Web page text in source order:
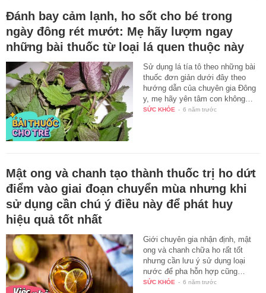
Đánh bay cảm lạnh, ho sốt cho bé trong
ngày đông rét mướt: Mẹ hãy lượm ngay
những bài thuốc từ loại lá quen thuộc này
Sử dụng lá tía tô theo những bài
thuốc đơn giản dưới đây theo
hướng dẫn của chuyên gia Đông
y, mẹ hãy yên tâm con không…
SỨC KHỎE - 6 năm trước
Mật ong và chanh tạo thành thuốc trị ho dứt
điểm vào giai đoạn chuyển mùa nhưng khi
sử dụng cần chú ý điều này để phát huy
hiệu quả tốt nhất
Giới chuyên gia nhận định, mật
ong và chanh chữa ho rất tốt
nhưng cần lưu ý sử dụng loại
nước để pha hỗn hợp cũng…
SỨC KHỎE - 6 năm trước